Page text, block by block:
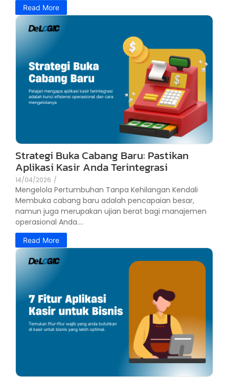
Read More
Strategi Buka Cabang Baru: Pastikan
Aplikasi Kasir Anda Terintegrasi
14/04/2026 /
Mengelola Pertumbuhan Tanpa Kehilangan Kendali
Membuka cabang baru adalah pencapaian besar,
namun juga merupakan ujian berat bagi manajemen
operasional Anda....
Read More